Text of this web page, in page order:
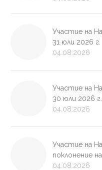
Участие на
31 юли 2026 г.
04.08.2026
Участие на
30 юли 2026 г.
04.08.2026
Участие на
поклонение
04.08.2026